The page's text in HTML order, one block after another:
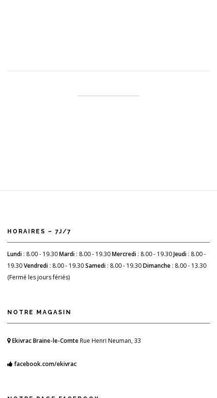
HORAIRES – 7J/7
Lundi : 8.00 - 19.30Mardi : 8.00 - 19.30Mercredi : 8.00 - 19.30Jeudi : 8.00 -
19.30Vendredi : 8.00 - 19.30Samedi : 8.00 - 19.30Dimanche : 8.00 - 13.30
(Fermé les jours fériés)
NOTRE MAGASIN
Ekivrac Braine-le-ComteRue Henri Neuman, 33
facebook.com/ekivrac